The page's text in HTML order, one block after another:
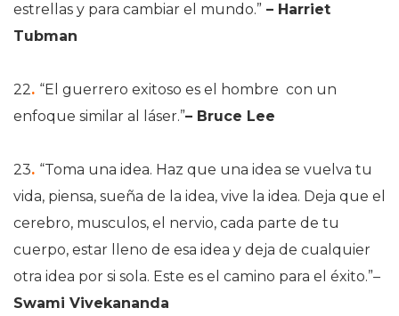
estrellas y para cambiar el mundo.” – Harriet
Tubman
22. “El guerrero exitoso es el hombre con un
enfoque similar al láser.”– Bruce Lee
23. “Toma una idea. Haz que una idea se vuelva tu
vida, piensa, sueña de la idea, vive la idea. Deja que el
cerebro, musculos, el nervio, cada parte de tu
cuerpo, estar lleno de esa idea y deja de cualquier
otra idea por si sola. Este es el camino para el éxito.”–
Swami Vivekananda